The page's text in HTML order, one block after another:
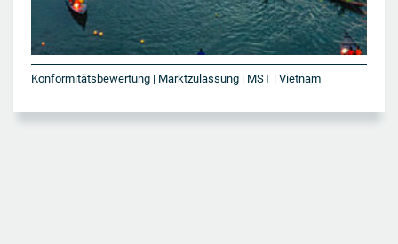
Konformitätsbewertung | Marktzulassung | MST | Vietnam